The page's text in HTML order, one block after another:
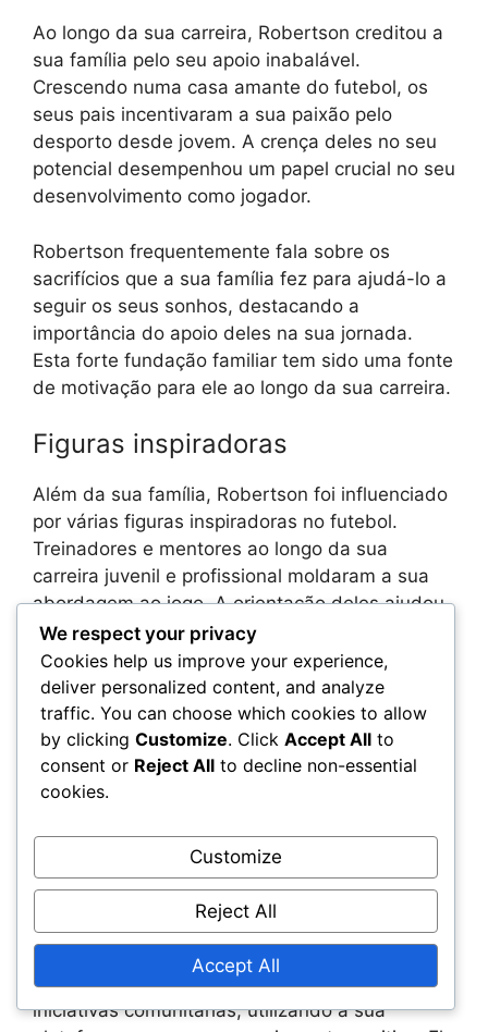
Ao longo da sua carreira, Robertson creditou a
sua família pelo seu apoio inabalável.
Crescendo numa casa amante do futebol, os
seus pais incentivaram a sua paixão pelo
desporto desde jovem. A crença deles no seu
potencial desempenhou um papel crucial no seu
desenvolvimento como jogador.
Robertson frequentemente fala sobre os
sacrifícios que a sua família fez para ajudá-lo a
seguir os seus sonhos, destacando a
importância do apoio deles na sua jornada.
Esta forte fundação familiar tem sido uma fonte
de motivação para ele ao longo da sua carreira.
Figuras inspiradoras
Além da sua família, Robertson foi influenciado
por várias figuras inspiradoras no futebol.
Treinadores e mentores ao longo da sua
carreira juvenil e profissional moldaram a sua
abordagem ao jogo. A orientação deles ajudou-
o a desenvolver-se não apenas como jogador,
mas também como líder dentro e fora de
campo.
Robertson frequentemente cita a importância
de aprender com os outros e retribuir à
comunidade, refletindo os valores incutidos
ajudar jovens jogadores espelha o apoio que
recebeu durante os seus anos formativos.
Envolvimento comunitário
Andy Robertson está ativamente envolvido em
iniciativas comunitárias, utilizando a sua
We respect your privacy
Cookies help us improve your experience,
deliver personalized content, and analyze
traffic. You can choose which cookies to allow
by clicking Customize. Click Accept All to
consent or Reject All to decline non-essential
cookies.
Customize
Reject All
Accept All